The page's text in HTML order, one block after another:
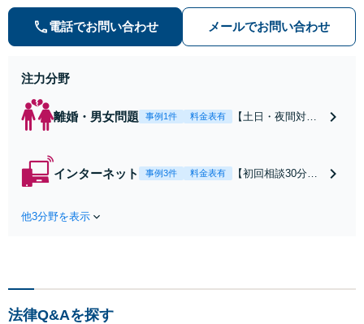
の種類を問わず相談可。可能な限り
早期対応で駆けつけサポート【労
電話でお問い合わせ メールでお問い合わせ
注力分野
離婚・男女問題 事例1件 料金表有
【土日・夜間対応
れたら、サインす
インターネット 事例3件 料金表有
【初回相談30分無
お店の風評被害対
他3分野を表示
法律Q&Aを探す